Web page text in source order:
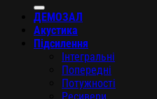
ДЕМОЗАЛ
Акустика
Підсилення
Інтегральні
Попередні
Потужності